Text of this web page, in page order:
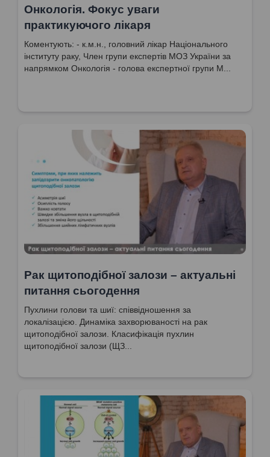
Онкологія. Фокус уваги
практикуючого лікаря
Коментують: - к.м.н., головний лікар Національного
інституту раку, Член групи експертів МОЗ України за
напрямком Онкологія - голова експертної групи М...
Рак щитоподібної залози – актуальні
питання сьогодення
Пухлини голови та шиї: співвідношення за
локалізацією. Динаміка захворюваності на рак
щитоподібної залози. Класифікація пухлин
щитоподібної залози (ЩЗ...